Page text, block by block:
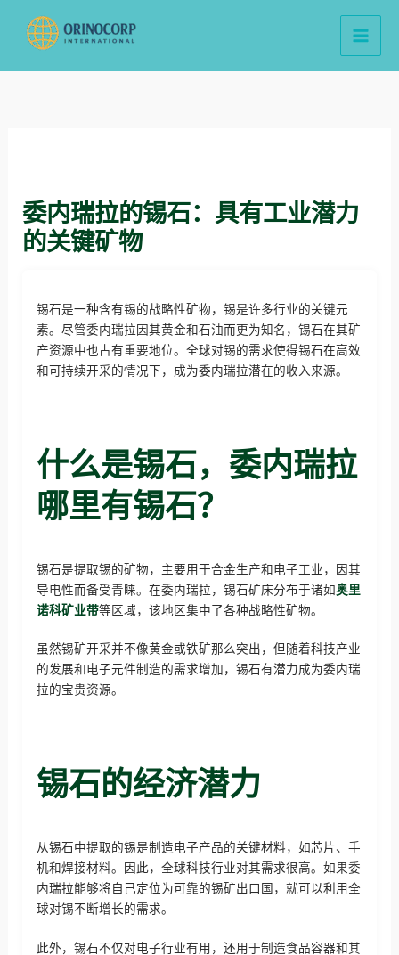
委内瑞拉的锡石：具有工业潜力
的关键矿物
锡石是一种含有锡的战略性矿物，锡是许多行业的关键元
素。尽管委内瑞拉因其黄金和石油而更为知名，锡石在其矿
产资源中也占有重要地位。全球对锡的需求使得锡石在高效
和可持续开采的情况下，成为委内瑞拉潜在的收入来源。
什么是锡石，委内瑞拉
哪里有锡石？
锡石是提取锡的矿物，主要用于合金生产和电子工业，因其
导电性而备受青睐。在委内瑞拉，锡石矿床分布于诸如奥里
诺科矿业带等区域，该地区集中了各种战略性矿物。
虽然锡矿开采并不像黄金或铁矿那么突出，但随着科技产业
的发展和电子元件制造的需求增加，锡石有潜力成为委内瑞
拉的宝贵资源。
锡石的经济潜力
从锡石中提取的锡是制造电子产品的关键材料，如芯片、手
机和焊接材料。因此，全球科技行业对其需求很高。如果委
内瑞拉能够将自己定位为可靠的锡矿出口国，就可以利用全
球对锡不断增长的需求。
此外，锡石不仅对电子行业有用，还用于制造食品容器和其